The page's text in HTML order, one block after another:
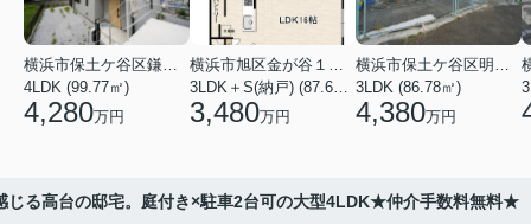
4LDK (99.77㎡)
4,280万円 3,480万円
3LDK (86.78㎡)
4,380万円
じる高台の邸宅。庭付き×駐車2台可の大型4LDK★仲介手数料無料★